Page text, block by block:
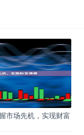
市场先机，实现财富